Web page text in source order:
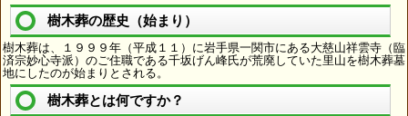
樹木葬の歴史（始まり）
樹木葬は、１９９９年（平成１１）に岩手県一関市にある大慈山祥雲寺（臨
済宗妙心寺派）のご住職である千坂げん峰氏が荒廃していた里山を樹木葬墓
地にしたのが始まりとされる。
樹木葬とは何ですか？